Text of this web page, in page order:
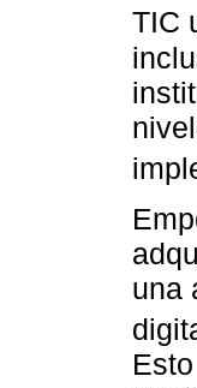
TIC
una